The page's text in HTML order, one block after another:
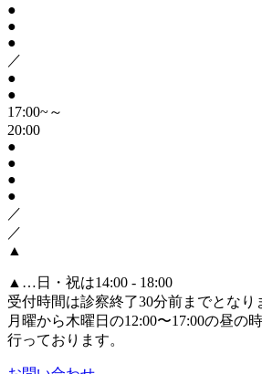
●
●
●
／
●
●
17:00~～
20:00
●
●
●
●
／
／
▲
▲ …日・祝は14:00 - 18:00
受付時間は診察終了30分前までとなり
月曜から木曜日の12:00〜17:00の昼の
行っております。